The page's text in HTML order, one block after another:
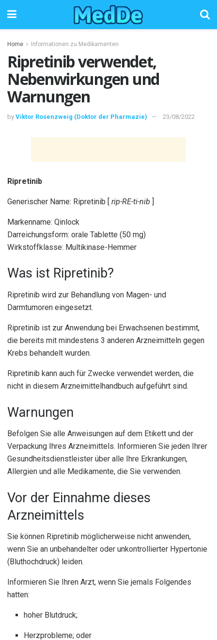
Home Informationen zu Medikamenten
Ripretinib verwendet,
Nebenwirkungen und
Warnungen
by Viktor Rosenzweig (Doktor der Pharmazie) 23/08/2022
Ripretinib
Generischer Name: Ripretinib [ rip-RE-ti-nib ]
Markenname: Qinlock
Darreichungsform: orale Tablette (50 mg)
Wirkstoffklasse: Multikinase-Hemmer
Was ist Ripretinib?
Ripretinib wird zur Behandlung von Magen- und
Darmtumoren eingesetzt.
Ripretinib ist zur Anwendung bei Erwachsenen bestimmt,
die bereits mit mindestens 3 anderen Arzneimitteln gegen
Krebs behandelt wurden.
Ripretinib kann auch für Zwecke verwendet werden, die
nicht in diesem Arzneimittelhandbuch aufgeführt sind.
Warnungen
Befolgen Sie alle Anweisungen auf dem Etikett und der
Verpackung Ihres Arzneimittels. Informieren Sie jeden Ihrer
Gesundheitsdienstleister über alle Ihre Erkrankungen,
Allergien und alle Medikamente, die Sie verwenden.
Vor der Einnahme dieses
Arzneimittels
Sie können Ripretinib möglicherweise nicht anwenden,
wenn Sie an unbehandelter oder unkontrollierter Hypertonie
(Bluthochdruck) leiden.
Informieren Sie Ihren Arzt, wenn Sie jemals Folgendes
hatten:
hoher Blutdruck;
Herzprobleme; oder